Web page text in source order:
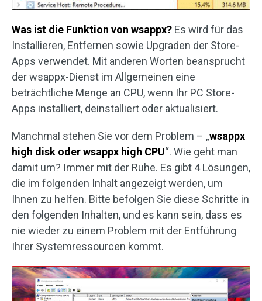
Was ist die Funktion von wsappx? Es wird für das
Installieren, Entfernen sowie Upgraden der Store-
Apps verwendet. Mit anderen Worten beansprucht
der wsappx-Dienst im Allgemeinen eine
beträchtliche Menge an CPU, wenn Ihr PC Store-
Apps installiert, deinstalliert oder aktualisiert.
Manchmal stehen Sie vor dem Problem – „wsappx
high disk oder wsappx high CPU“. Wie geht man
damit um? Immer mit der Ruhe. Es gibt 4 Lösungen,
die im folgenden Inhalt angezeigt werden, um
Ihnen zu helfen. Bitte befolgen Sie diese Schritte in
den folgenden Inhalten, und es kann sein, dass es
nie wieder zu einem Problem mit der Entführung
Ihrer Systemressourcen kommt.